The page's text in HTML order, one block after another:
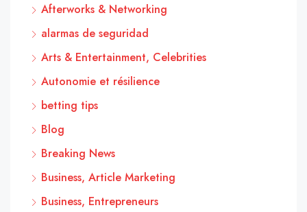
Afterworks & Networking
alarmas de seguridad
Arts & Entertainment, Celebrities
Autonomie et résilience
betting tips
Blog
Breaking News
Business, Article Marketing
Business, Entrepreneurs